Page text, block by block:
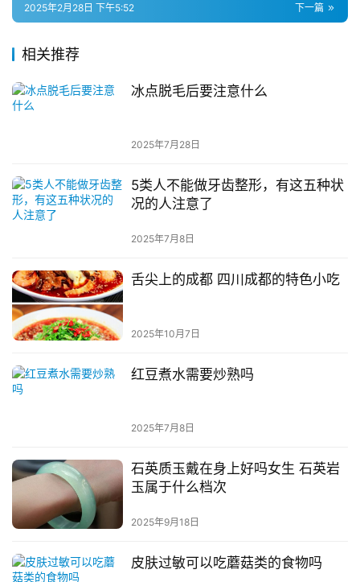
下一篇
2025年2月28日 下午5:52
相关推荐
冰点脱毛后要注意什么
2025年7月28日
5类人不能做牙齿整形，有这五种状
况的人注意了
2025年7月8日
舌尖上的成都 四川成都的特色小吃
2025年10月7日
红豆煮水需要炒熟吗
2025年7月8日
石英质玉戴在身上好吗女生 石英岩
玉属于什么档次
2025年9月18日
皮肤过敏可以吃蘑菇类的食物吗